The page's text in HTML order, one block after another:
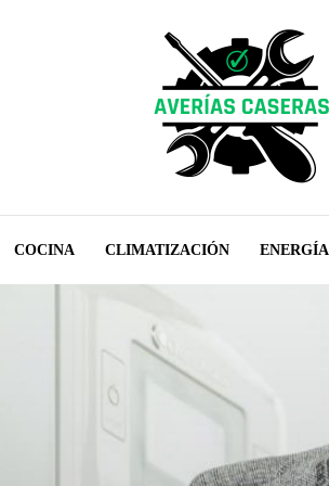
COCINA CLIMATIZACIÓN ENERGÍA